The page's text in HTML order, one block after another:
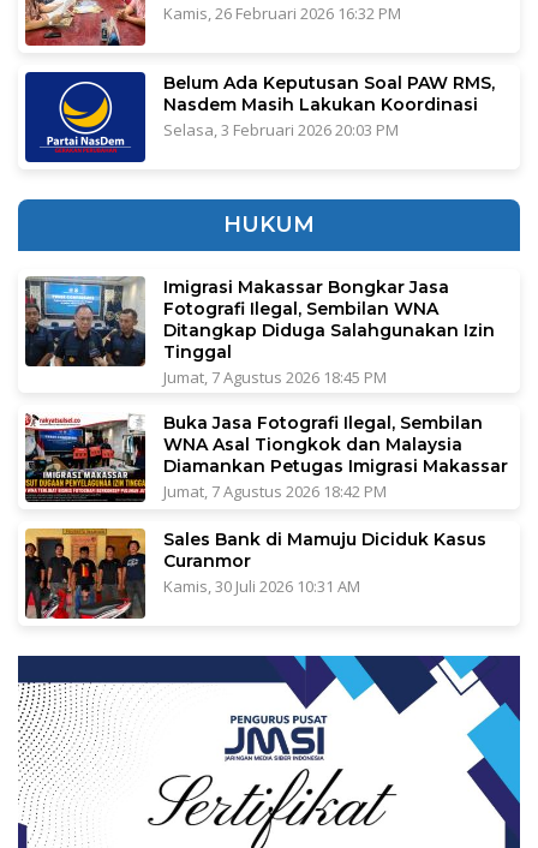
Kamis, 26 Februari 2026 16:32 PM
Belum Ada Keputusan Soal PAW RMS,
Nasdem Masih Lakukan Koordinasi
Selasa, 3 Februari 2026 20:03 PM
HUKUM
Imigrasi Makassar Bongkar Jasa
Fotografi Ilegal, Sembilan WNA
Ditangkap Diduga Salahgunakan Izin
Tinggal
Jumat, 7 Agustus 2026 18:45 PM
Buka Jasa Fotografi Ilegal, Sembilan
WNA Asal Tiongkok dan Malaysia
Diamankan Petugas Imigrasi Makassar
Jumat, 7 Agustus 2026 18:42 PM
Sales Bank di Mamuju Diciduk Kasus
Curanmor
Kamis, 30 Juli 2026 10:31 AM